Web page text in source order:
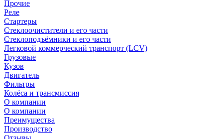
Прочие
Реле
Стартеры
Стеклоочистители и его части
Стеклоподъёмники и его части
Легковой коммерческий транспорт (LCV)
Грузовые
Кузов
Двигатель
Фильтры
Колёса и трансмиссия
О компании
О компании
Преимущества
Производство